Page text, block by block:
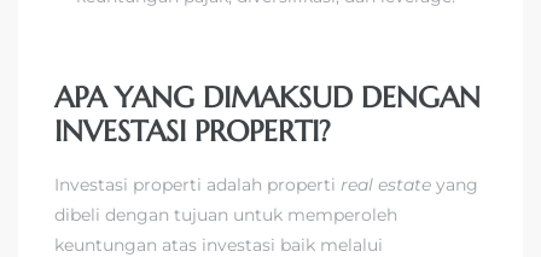
APA YANG DIMAKSUD DENGAN
INVESTASI PROPERTI?
Investasi properti adalah properti real estate yang
dibeli dengan tujuan untuk memperoleh
keuntungan atas investasi baik melalui